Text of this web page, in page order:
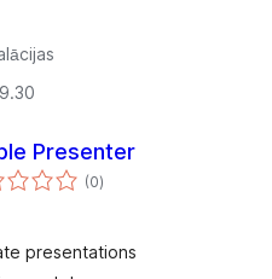
Presenter
(0vērtējumu
kopsumma
)
presentations